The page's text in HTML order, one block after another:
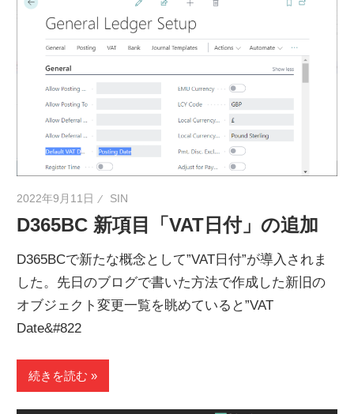
2022年9月11日 SIN
D365BC 新項目「VAT日付」の追加
D365BCで新たな概念として”VAT日付”が導入されま
した。先日のブログで書いた方法で作成した新旧の
オブジェクト変更一覧を眺めていると”VAT
Date&#822
続きを読む